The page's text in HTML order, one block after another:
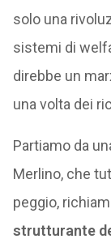
solo una
sistemi di
direbbe un
una volta dei
Partiamo da
Merlino, che
peggio,
strutturante